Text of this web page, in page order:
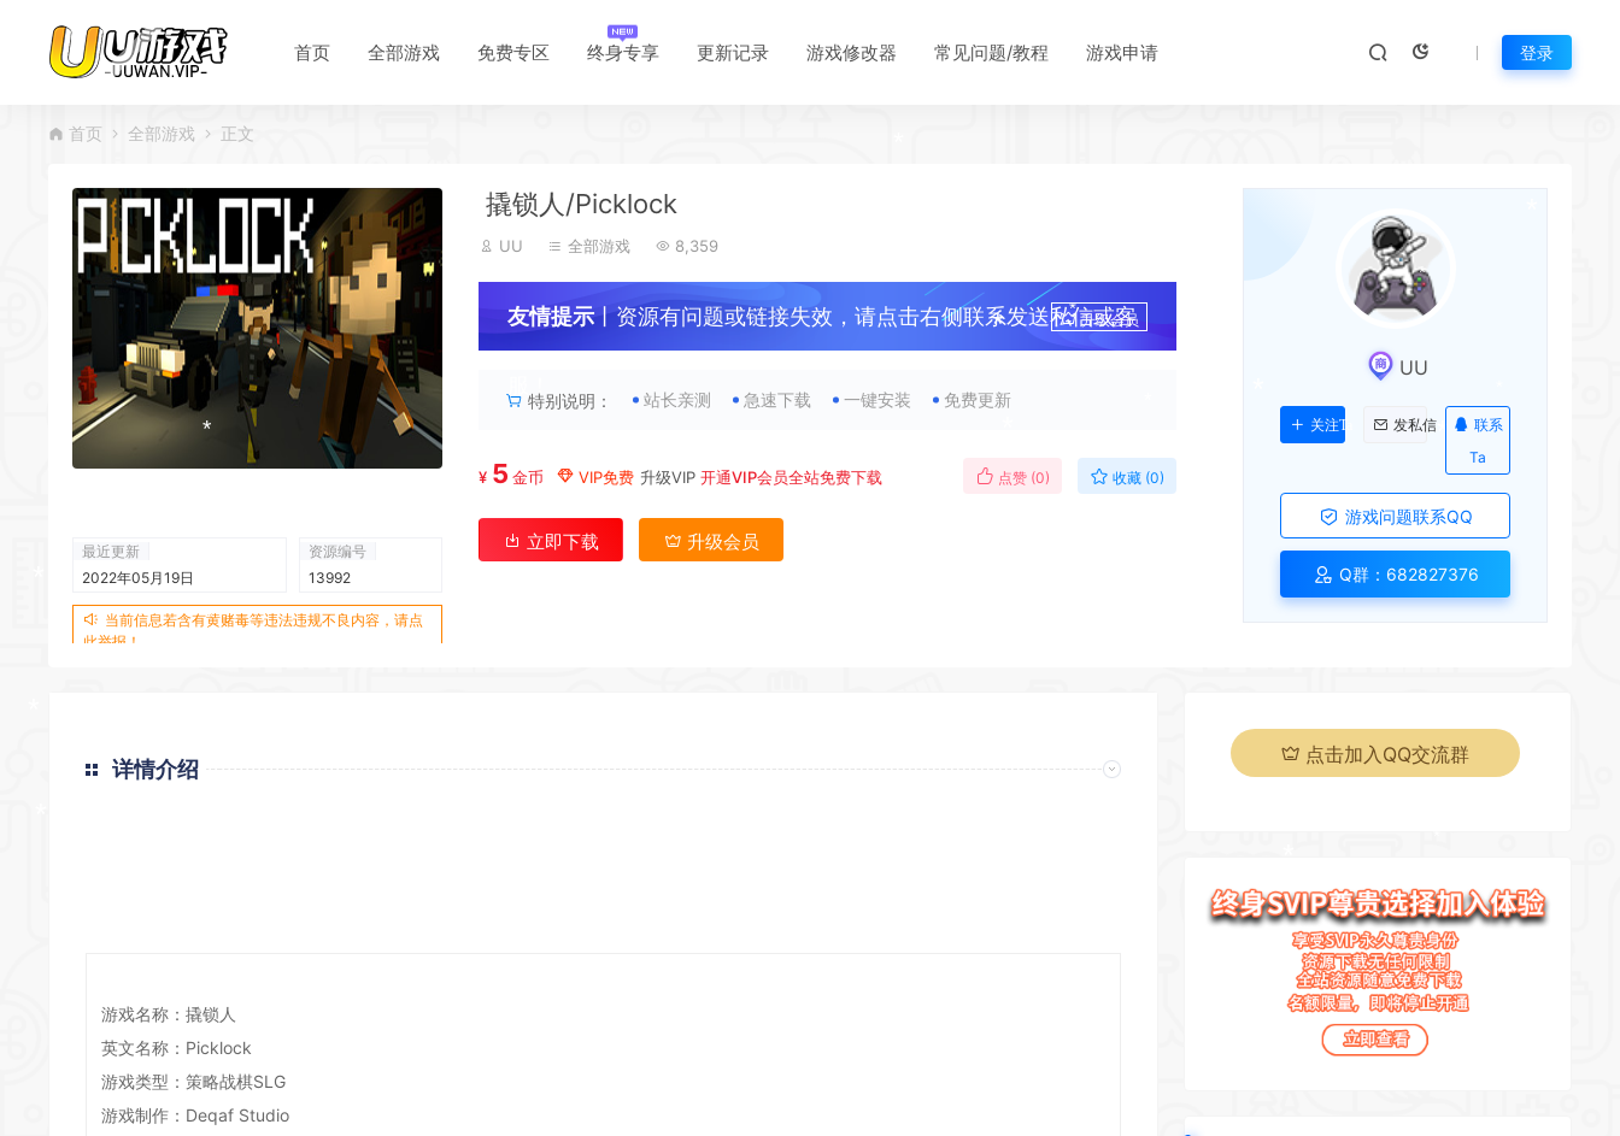
首页 全部游戏 免费专区 终身专享 更新记录 游戏修改器 常见问题/教程 游戏申请 登录
首页 全部游戏 正文
最近更新
2022年05月19日
资源编号
13992
当前信息若含有黄赌毒等违法违规不良内容，请点
此举报！
撬锁人/Picklock
UU 全部游戏 8,359
友情提示丨资源有问题或链接失效，请点击右侧联系发送私信或客
升级会员
特别说明： 站长亲测 急速下载 一键安装 免费更新
¥ 5 金币 VIP免费 升级VIP 开通VIP会员全站免费下载 点赞 (0) 收藏 (0)
立即下载 升级会员
UU
关注Ta 发私信
联系
Ta
游戏问题联系QQ
Q群：682827376
详情介绍
游戏名称：撬锁人
英文名称：Picklock
游戏类型：策略战棋SLG
游戏制作：Deqaf Studio
点击加入QQ交流群
*
*
* *
*
*
*
*
*
*